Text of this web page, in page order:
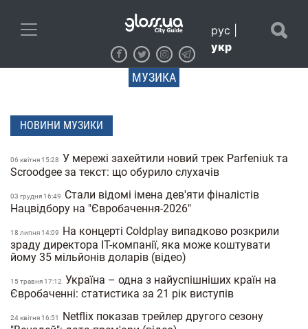
рус
укр
МУЗИКА
НОВИНИ МУЗИКИ
06 квiтня 15:28 У мережі захейтили новий трек Parfeniuk та
Scroodgee за текст: що обурило слухачів
03 грудня 16:49
Стали відомі імена дев'яти фіналістів
Нацвідбору на "Євробачення-2026"
18 липня 14:09
На концерті Coldplay випадково розкрили
зраду директора IT-компанії, яка може коштувати
йому 35 мільйонів доларів (відео)
15 травня 17:12 Україна – одна з найуспішніших країн на
Євробаченні: статистика за 21 рік виступів
24 квiтня 16:51
Netflix показав трейлер другого сезону